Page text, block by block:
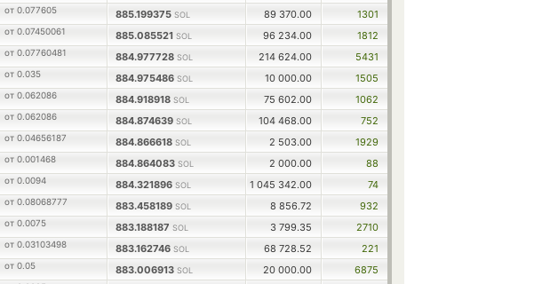
от 0.077605 885.199375 SOL 89 370.00
1301
от 0.07450061 885.085521 SOL 96 234.00
1812
от 0.07760481 884.977728 SOL 214 624.00
5431
от 0.035 884.975486 SOL 10 000.00
1505
от 0.062086 884.918918 SOL 75 602.00
1062
от 0.062086 884.874639 SOL 104 468.00
752
от 0.04656187 884.866618 SOL 2 503.00
1929
от 0.001468 884.864083 SOL 2 000.00
88
от 0.0094 884.321896 SOL 1 045 342.00
74
от 0.08068777 883.458189 SOL 8 856.72
932
от 0.0075 883.188187 SOL 3 799.35
2710
от 0.03103498 883.162746 SOL 68 728.52
221
от 0.05 883.006913 SOL 20 000.00 6875